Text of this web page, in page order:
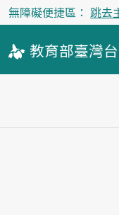
無障礙便捷區： 跳去
教育部臺灣